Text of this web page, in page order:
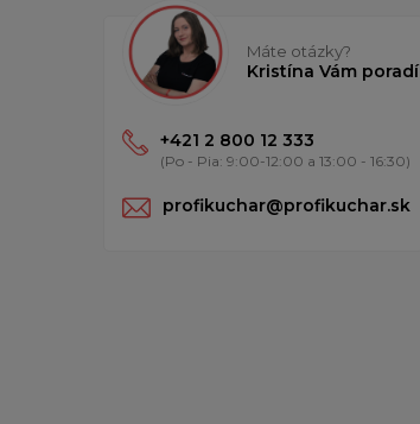
Máte otázky?
Kristína Vám poradí
+421 2 800 12 333
(Po - Pia: 9:00-12:00 a 13:00 - 16:30)
profikuchar@profikuchar.sk